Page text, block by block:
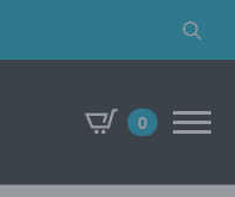
Search
0